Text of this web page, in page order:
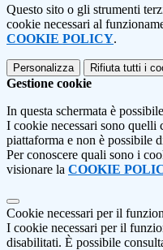
Questo sito o gli strumenti
cookie necessari al
COOKIE POLICY.
Personalizza Rifiuta tutti i
Gestione cookie
In questa schermata è
I cookie necessari sono quelli
piattaforma e non è possibile
Per conoscere quali sono i
visionare la COOKIE
Cookie necessari per il
I cookie necessari per il
disabilitati. È possibile